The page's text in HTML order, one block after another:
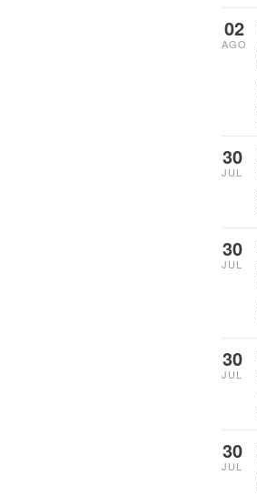
02
AGO
30
JUL
30
JUL
30
JUL
30
JUL